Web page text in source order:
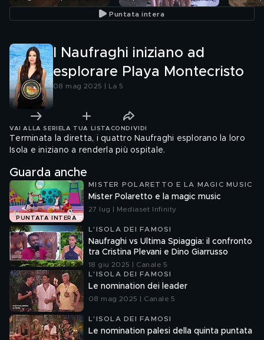
fuoco
Montecristo
Fabiani
Puntata intera
I Naufraghi iniziano ad
esplorare Playa Montecristo
08 mag 2025 | La 5
VAI ALLA SERIE LA TUA LISTA CONDIVIDI
Terminata la diretta, i quattro Naufraghi esplorano la loro
Isola e iniziano a renderla più ospitale.
Guarda anche
PUNTATA INTERA
MISTER POLARETTO E LA MAGIC MUSIC
Mister Polaretto e la magic music
27 lug | Mediaset Infinity
L'ISOLA DEI FAMOSI
Naufraghi vs Ultima Spiaggia: il confronto
tra Cristina Plevani e Dino Giarrusso
18 giu 2025 | Canale 5
L'ISOLA DEI FAMOSI
Le nomination dei leader
08 mag 2025 | Canale 5
L'ISOLA DEI FAMOSI
Le nomination palesi della quinta puntata